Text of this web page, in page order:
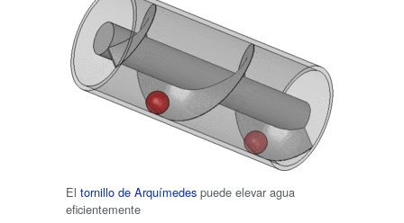
El tornillo de Arquímedes puede elevar agua
eficientemente